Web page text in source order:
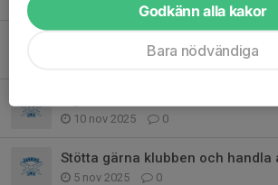
1
10 nov 2025 0
Stötta gärna klubben och handla
5 nov 2025 0
Godkänn alla kakor
Bara nödvändiga